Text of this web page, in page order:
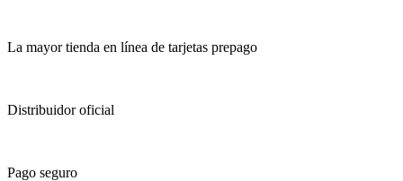
La mayor tienda en línea de tarjetas prepago
Distribuidor oficial
Pago seguro